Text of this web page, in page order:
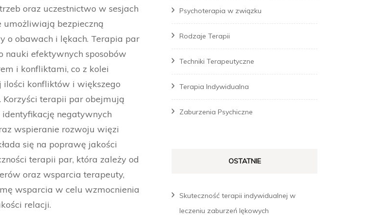
oraz uczestnictwo w sesjach
umożliwiają bezpieczną
o obawach i lękach. Terapia par
nauki efektywnych sposobów
i konfliktami, co z kolei
ilości konfliktów i większego
terapii par obejmują
negatywnych
wspieranie rozwoju więzi
się na poprawę jakości
terapii par, która zależy od
oraz wsparcia terapeuty,
wsparcia w celu wzmocnienia
relacji.
Psychoterapia w związku
Rodzaje Terapii
Techniki Terapeutyczne
Terapia Indywidualna
Zaburzenia Psychiczne
OSTATNIE
Skuteczność terapii indywidualnej w
leczeniu zaburzeń lękowych